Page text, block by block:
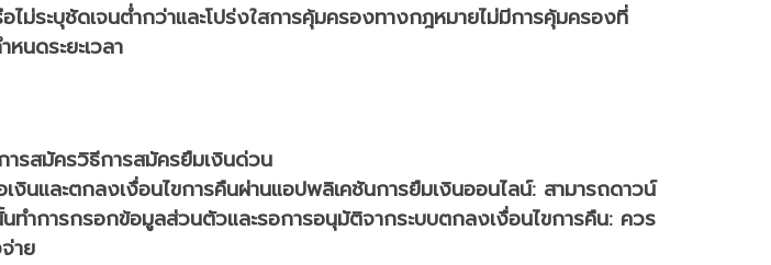
ไม่ระบุชัดเจนต่ำกว่าและโปร่งใสการคุ้มครองทางกฎหมายไม่มีการคุ้มครองที่
หนดระยะเวลา
ารสมัครวิธีการสมัครยืมเงินด่วน
นและตกลงเงื่อนไขการคืนผ่านแอปพลิเคชันการยืมเงินออนไลน์: สามารถดาวน์
ทำการกรอกข้อมูลส่วนตัวและรอการอนุมัติจากระบบตกลงเงื่อนไขการคืน: ควร
าย